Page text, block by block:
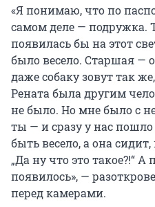
«Я понимаю, что по
самом деле — подружка.
появилась бы на этот
было весело. Старшая —
даже собаку зовут так
Рената была другим
не было. Но мне было с
ты — и сразу у нас
быть весело, а она
„Да ну что это такое?!“ А
появилось», —
перед камерами.